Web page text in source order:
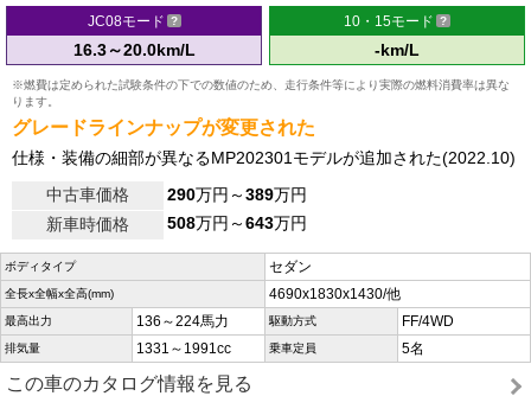
JC08モード
16.3～20.0km/L
10・15モード
-km/L
※燃費は定められた試験条件の下での数値のため、走行条件等により実際の燃料消費率は異な
ります。
グレードラインナップが変更された
仕様・装備の細部が異なるMP202301モデルが追加された(2022.10)
中古車価格
290万円～389万円
新車時価格
508万円～643万円
ボディタイプ セダン
全長x全幅x全高(mm) 4690x1830x1430/他
最高出力 136～224馬力 駆動方式 FF/4WD
排気量 1331～1991cc 乗車定員 5名
この車のカタログ情報を見る